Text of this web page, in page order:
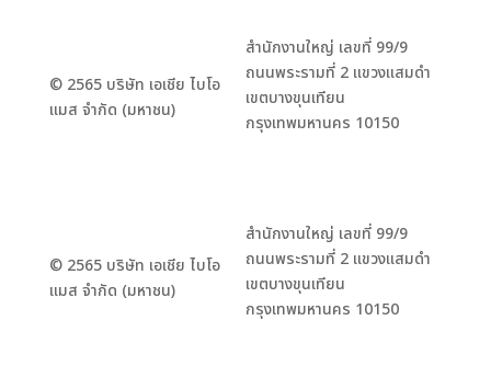
© 2565 บริษัท เอเชีย ไบโอ
แมส จำกัด (มหาชน)
สำนักงานใหญ่ เลขที่ 99/9
ถนนพระรามที่ 2 แขวงแสมดำ
เขตบางขุนเทียน
กรุงเทพมหานคร 10150
© 2565 บริษัท เอเชีย ไบโอ
แมส จำกัด (มหาชน)
สำนักงานใหญ่ เลขที่ 99/9
ถนนพระรามที่ 2 แขวงแสมดำ
เขตบางขุนเทียน
กรุงเทพมหานคร 10150